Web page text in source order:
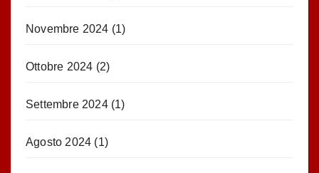
Novembre 2024 (1)
Ottobre 2024 (2)
Settembre 2024(1)
Agosto 2024 (1)